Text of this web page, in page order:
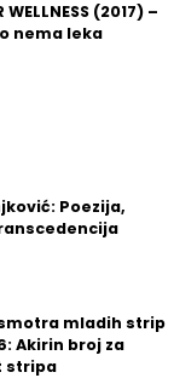
WELLNESS (2017) –
nema leka
Poezija,
mladih strip
Akirin broj za
stripa